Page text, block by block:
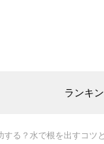
ランキ
る？水で根を出すコツ